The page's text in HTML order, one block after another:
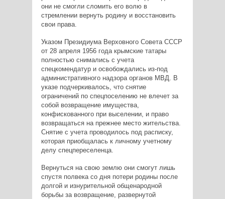
они не смогли сломить его волю в
стремлении вернуть родину и восстановить
свои права.
Указом Президиума Верховного Совета СССР
от 28 апреля 1956 года крымские татары
полностью снимались с учета
спецкомендатур и освобождались из-под
административного надзора органов МВД. В
указе подчеркивалось, что снятие
ограничений по спецпоселению не влечет за
собой возвращение имущества,
конфискованного при выселении, и право
возвращаться на прежнее место жительства.
Снятие с учета проводилось под расписку,
которая приобщалась к личному учетному
делу спецпереселенца.
Вернуться на свою землю они смогут лишь
спустя полвека со дня потери родины после
долгой и изнурительной общенародной
борьбы за возвращение, развернутой